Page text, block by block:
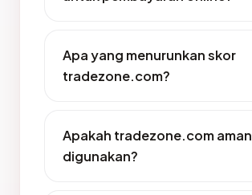
Apa yang menurunkan skor
tradezone.com?
Apakah tradezone.com aman
digunakan?